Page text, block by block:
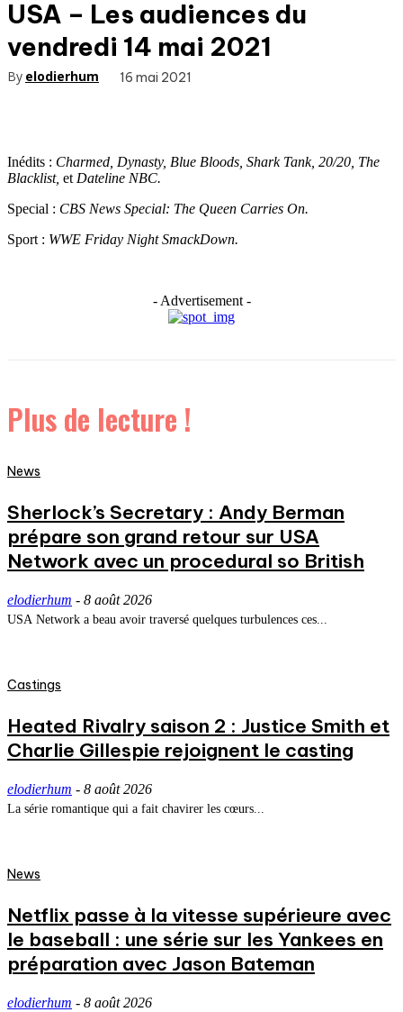
USA – Les audiences du
vendredi 14 mai 2021
By elodierhum 16 mai 2021
Inédits : Charmed, Dynasty, Blue Bloods, Shark Tank, 20/20, The
Blacklist, et Dateline NBC.
Special : CBS News Special: The Queen Carries On.
Sport : WWE Friday Night SmackDown.
- Advertisement -
Plus de lecture !
News
Sherlock’s Secretary : Andy Berman
prépare son grand retour sur USA
Network avec un procedural so British
elodierhum - 8 août 2026
USA Network a beau avoir traversé quelques turbulences ces...
Castings
Heated Rivalry saison 2 : Justice Smith et
Charlie Gillespie rejoignent le casting
elodierhum - 8 août 2026
La série romantique qui a fait chavirer les cœurs...
News
Netflix passe à la vitesse supérieure avec
le baseball : une série sur les Yankees en
préparation avec Jason Bateman
elodierhum - 8 août 2026